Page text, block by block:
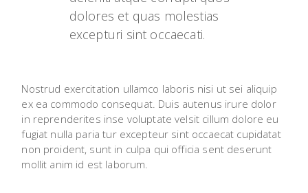
dolores et quas molestias
excepturi sint occaecati.
Nostrud exercitation ullamco laboris nisi ut sei aliquip
ex ea commodo consequat. Duis autenus irure dolor
in reprenderites inse voluptate velsit cillum dolore eu
fugiat nulla paria tur excepteur sint occaecat cupidatat
non proident, sunt in culpa qui officia sent deserunt
mollit anim id est laborum.